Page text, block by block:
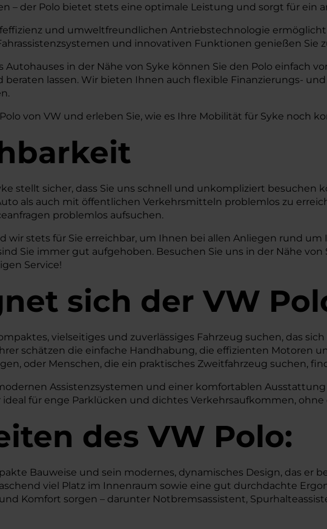
– der Polo bietet stets eine optimale Leistung und sorgt für ein
und umweltfreundlichen Antriebstechnologie
und innovativen Funktionen genießen Sie
in der Nähe von Syke können Sie den Polo einfach
lassen. Wir bieten Ihnen auch flexible Finanzierungs-
von VW und erleben Sie, wie es Ihre Mobilität für Syke noch
stellt sicher, dass Sie uns schnell und unkompliziert besuchen
als auch mit öffentlichen Verkehrsmitteln problemlos zu
problemlos aufsuchen.
wir stets für Sie erreichbar, um Ihnen bei allen Anliegen rund
Sie immer gut aufgehoben. Besuchen Sie uns in der Nähe
Service!
sich der VW
vielseitiges und zuverlässiges Fahrzeug suchen, das
schätzen die einfache Handhabung, die effizienten Motoren
oder Menschen, die ein praktisches Zweitfahrzeug suchen,
Assistenzsystemen und einer komfortablen
für enge Parklücken und dichtes Verkehrsaufkommen,
des VW Polo:
Bauweise und sein modernes, dynamisches Design, das er
viel Platz im Innenraum sowie eine gut durchdachte
Komfort sorgen – darunter Notbremsassistent,